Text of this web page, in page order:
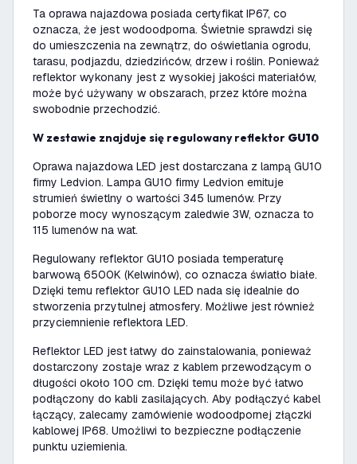
Ta oprawa najazdowa posiada certyfikat IP67, co
oznacza, że jest wodoodporna. Świetnie sprawdzi się
do umieszczenia na zewnątrz, do oświetlania ogrodu,
tarasu, podjazdu, dziedzińców, drzew i roślin. Ponieważ
reflektor wykonany jest z wysokiej jakości materiałów,
może być używany w obszarach, przez które można
swobodnie przechodzić.
W zestawie znajduje się regulowany reflektor GU10
Oprawa najazdowa LED jest dostarczana z lampą GU10
firmy Ledvion. Lampa GU10 firmy Ledvion emituje
strumień świetlny o wartości 345 lumenów. Przy
poborze mocy wynoszącym zaledwie 3W, oznacza to
115 lumenów na wat.
Regulowany reflektor GU10 posiada temperaturę
barwową 6500K (Kelwinów), co oznacza światło białe.
Dzięki temu reflektor GU10 LED nada się idealnie do
stworzenia przytulnej atmosfery. Możliwe jest również
przyciemnienie reflektora LED.
Reflektor LED jest łatwy do zainstalowania, ponieważ
dostarczony zostaje wraz z kablem przewodzącym o
długości około 100 cm. Dzięki temu może być łatwo
podłączony do kabli zasilających. Aby podłączyć kabel
łączący, zalecamy zamówienie wodoodpornej złączki
kablowej IP68. Umożliwi to bezpieczne podłączenie
punktu uziemienia.